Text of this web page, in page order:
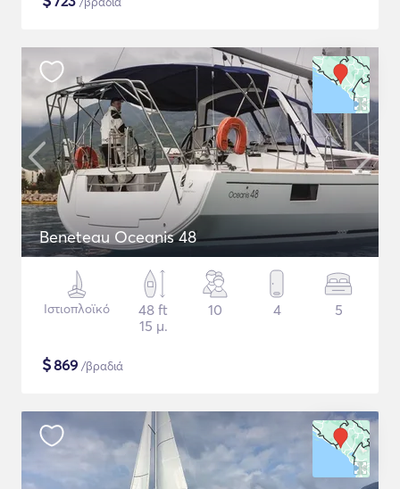
Beneteau Oceanis 48
Ιστιοπλοϊκό
48 ft
15 μ.
10 4 5
$869 /βραδιά